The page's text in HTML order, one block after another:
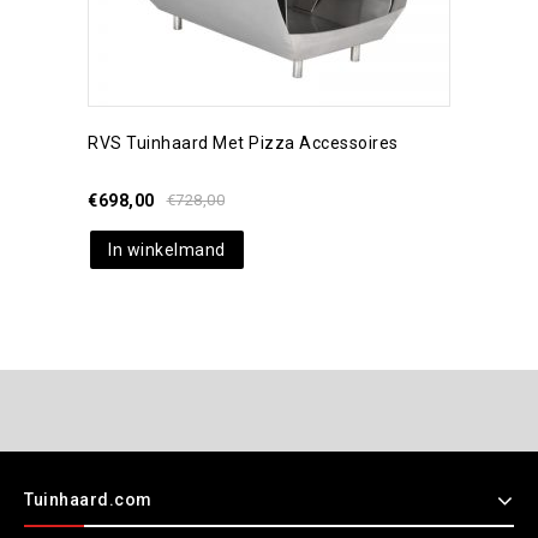
RVS Tuinhaard Met Pizza Accessoires
€728,00
€698,00
In winkelmand
Tuinhaard.com